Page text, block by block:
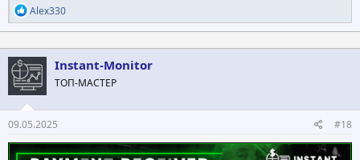
Р
е
а
к
ц
и
и
:
Alex330
Instant-Monitor
ТОП-МАСТЕР
09.05.2025 #18